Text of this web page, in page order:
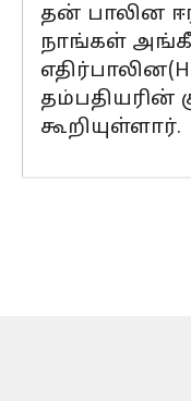
தன் பாலின
நாங்கள்
தம்பதியரின்
கூறியுள்ளார்.